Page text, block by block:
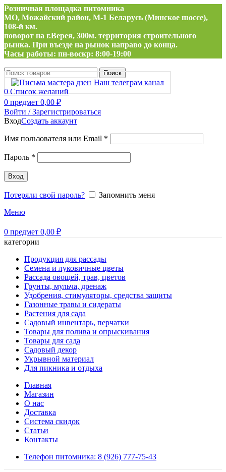
Розничная площадка питомника
МО, Можайский район, М-1 Беларусь (Минское шоссе),
108-й км.
поворот на г.Верея, 300м. территория строительного
рынка. При въезде на рынок направо до конца.
Часы работы: пн-воскр: 8:00-19:00
Поиск
Наш телеграм канал
0 Список желаний
0 предмет 0,00 ₽
Войти / Зарегистрироваться
ВходСоздать аккаунт
Имя пользователя или Email *
Пароль *
Вход
Потеряли свой пароль?
Запомнить меня
Меню
0 предмет 0,00 ₽
категории
Продукция для рассады
Семена и луковичные цветы
Рассада овощей, трав, цветов
Грунты, мульча, дренаж
Удобрения, стимуляторы, средства защиты
Газонные травы и сидераты
Растения для сада
Садовый инвентарь, перчатки
Товары для полива и опрыскивания
Товары для сада
Садовый декор
Укрывной материал
Для пикника и отдыха
Главная
Магазин
О нас
Доставка
Система скидок
Статьи
Контакты
Телефон питомника: 8 (926) 777-75-43